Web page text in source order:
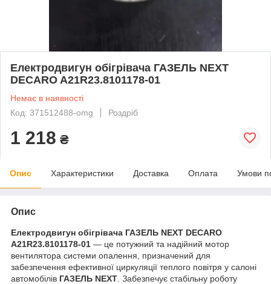
Електродвигун обігрівача ГАЗЕЛЬ NEXT
DECARO A21R23.8101178-01
Немає в наявності
Код: 371512488-omg
Роздріб
1 218 ₴
Опис Характеристики Доставка Оплата Умови
Опис
Електродвигун обігрівача ГАЗЕЛЬ NEXT DECARO
A21R23.8101178-01 — це потужний та надійний мотор
вентилятора системи опалення, призначений для
забезпечення ефективної циркуляції теплого повітря у салоні
автомобілів ГАЗЕЛЬ NEXT . Забезпечує стабільну роботу